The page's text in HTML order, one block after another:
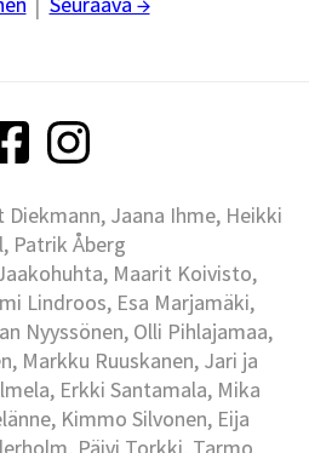
Jaana Ihme, Heikki
Patrik Åberg
Maarit Koivisto,
Lindroos, Esa Marjamäki,
Nyyssönen, Olli Pihlajamaa,
Markku Ruuskanen, Jari ja
Erkki Santamala, Mika
Kimmo Silvonen, Eija